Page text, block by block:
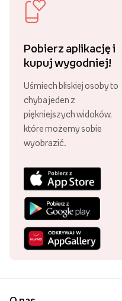
Pobierz aplikację i
kupuj wygodniej!
Uśmiech bliskiej osoby to
chyba jeden z
piękniejszych widoków,
które możemy sobie
wyobrazić.